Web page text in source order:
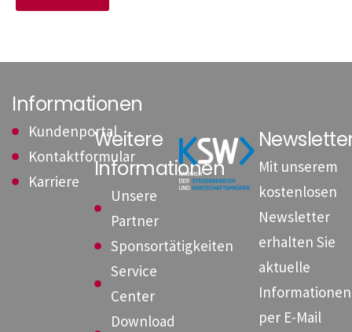
Informationen
Kundenportal
Kontaktformular
Karriere
Weitere
Informationen
Unsere
Partner
Sponsortätigkeiten
Service
Center
Download
Mit unserem
kostenlosen
Newsletter
erhalten Sie
aktuelle
Informationen
per E-Mail